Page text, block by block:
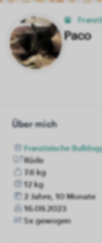
Paco
Über mich
Französische
Rüde
7.6 kg
12 kg
2 Jahre, 10 Monate
16.09.2023
5x gewogen